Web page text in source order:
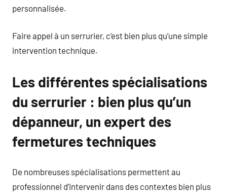
personnalisée.
Faire appel à un serrurier, c’est bien plus qu’une simple
intervention technique.
Les différentes spécialisations
du serrurier : bien plus qu’un
dépanneur, un expert des
fermetures techniques
De nombreuses spécialisations permettent au
professionnel d’intervenir dans des contextes bien plus